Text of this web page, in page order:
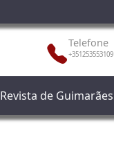
Telefone
+351253553109
Revista de Guimarães